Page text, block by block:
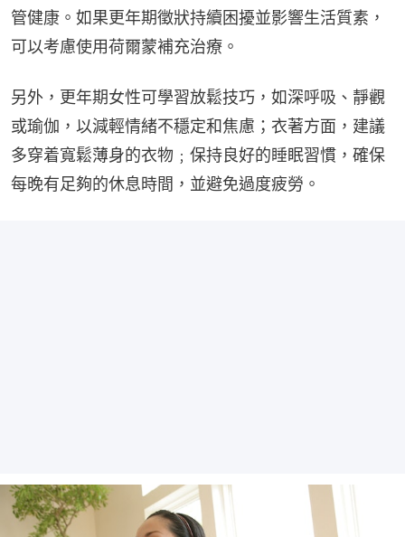
管健康。如果更年期徵狀持續困擾並影響生活質素，
可以考慮使用荷爾蒙補充治療。
另外，更年期女性可學習放鬆技巧，如深呼吸、靜觀
或瑜伽，以減輕情緒不穩定和焦慮；衣著方面，建議
多穿着寬鬆薄身的衣物﹔保持良好的睡眠習慣，確保
每晚有足夠的休息時間，並避免過度疲勞。